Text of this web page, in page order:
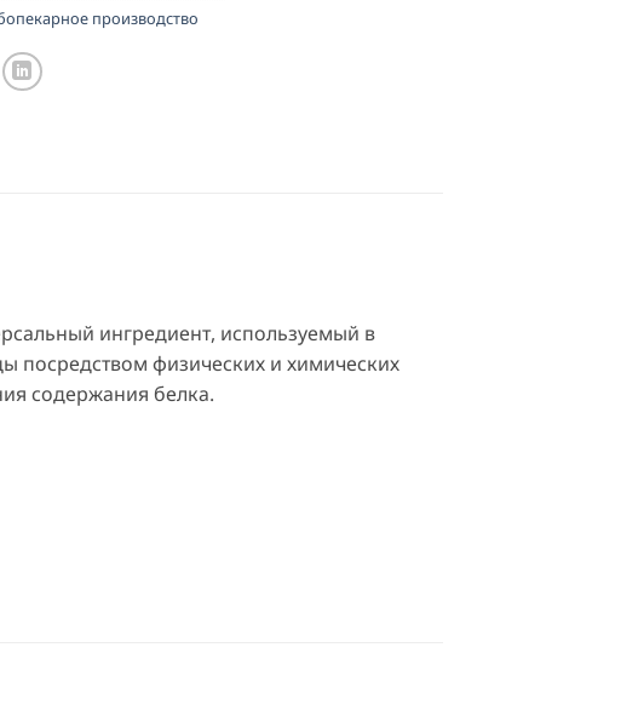
производство
ингредиент, используемый в
посредством физических и химических
содержания белка.